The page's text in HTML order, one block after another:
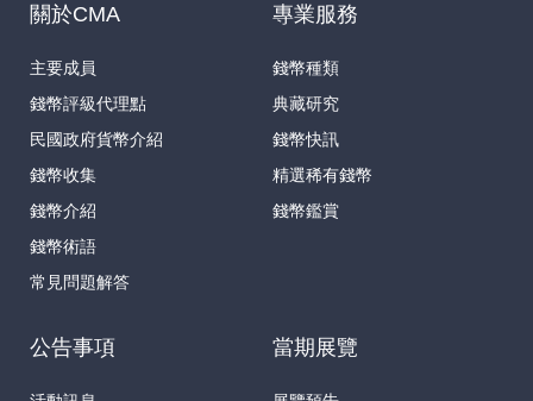
關於CMA
主要成員
錢幣評級代理點
民國政府貨幣介紹
錢幣收集
錢幣介紹
錢幣術語
常見問題解答
專業服務
錢幣種類
典藏研究
錢幣快訊
精選稀有錢幣
錢幣鑑賞
公告事項 當期展覽